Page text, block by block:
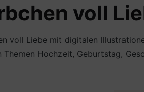
voll
voll Liebe mit digitalen
Themen Hochzeit, Geburtstag,